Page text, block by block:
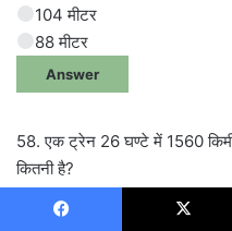
104 मीटर
88 मीटर
Answer
58. एक ट्रेन 26 घण्टे में 1560 किमी
कितनी है?
72 किमी/घण्टा